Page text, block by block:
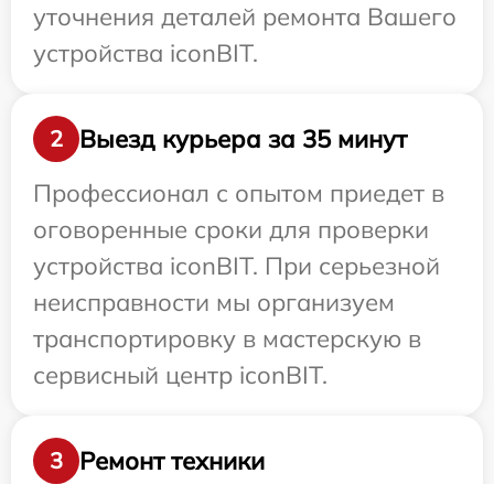
уточнения деталей ремонта Вашего
устройства iconBIT.
2
Выезд курьера за 35 минут
Профессионал с опытом приедет в
оговоренные сроки для проверки
устройства iconBIT. При серьезной
неисправности мы организуем
транспортировку в мастерскую в
сервисный центр iconBIT.
3
Ремонт техники